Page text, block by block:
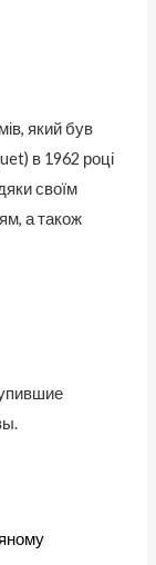
який був
в 1962 році
своїм
а також